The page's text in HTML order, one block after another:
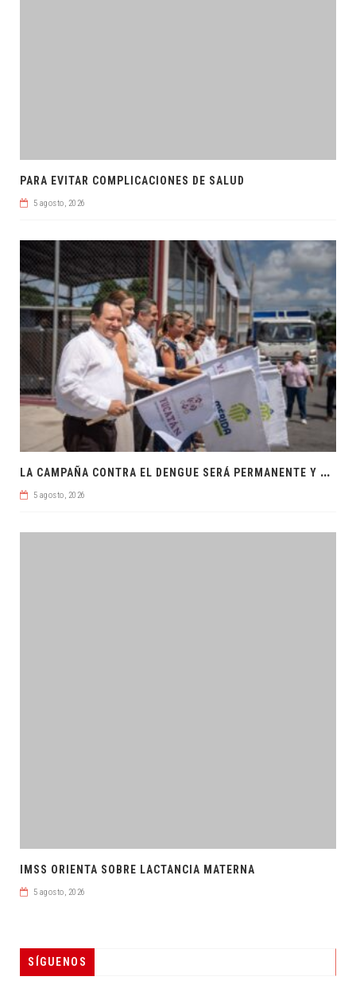
PARA EVITAR COMPLICACIONES DE SALUD
5 agosto, 2026
L
A CAMPAÑA CONTRA EL DENGUE SERÁ PERMANENTE Y ORDENADA
5 agosto, 2026
IMSS ORIENTA SOBRE LACTANCIA MATERNA
5 agosto, 2026
SÍGUENOS